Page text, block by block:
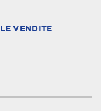
VENDITE